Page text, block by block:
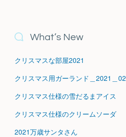
What’s New
クリスマスな部屋2021
クリスマス用ガーランド＿2021＿02
クリスマス仕様の雪だるまアイス
クリスマス仕様のクリームソーダ
2021万歳サンタさん